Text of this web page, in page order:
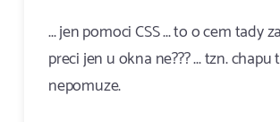
... jen pomoci CSS ... to o cem
preci jen u okna ne??? ... tzn.
nepomuze.